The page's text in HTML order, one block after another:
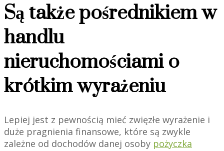
Są także pośrednikiem w
handlu
nieruchomościami o
krótkim wyrażeniu
Lepiej jest z pewnością mieć zwięzłe wyrażenie i
duże pragnienia finansowe, które są zwykle
zależne od dochodów danej osoby pożyczka